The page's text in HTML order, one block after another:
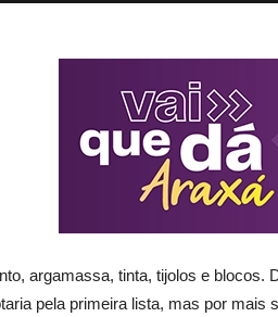
argamassa, tinta, tijolos e blocos.
pela primeira lista, mas por